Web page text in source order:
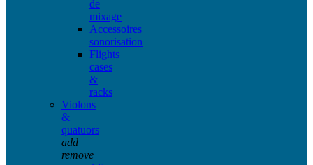
de
mixage
Accessoires
sonorisation
Flights
cases
&
racks
Violons
&
quatuors
add
remove